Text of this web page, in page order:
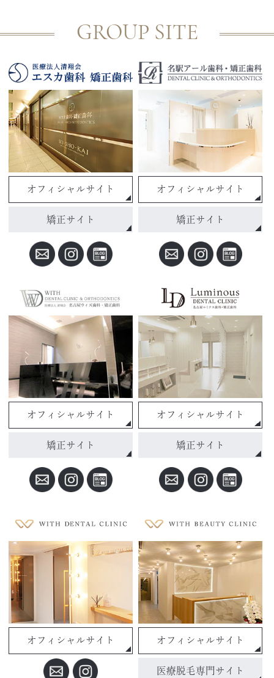
GROUP SITE
オフィシャルサイト
矯正サイト
オフィシャルサイト
矯正サイト
オフィシャルサイト
矯正サイト
オフィシャルサイト
矯正サイト
オフィシャルサイト オフィシャルサイト
医療脱毛専門サイト